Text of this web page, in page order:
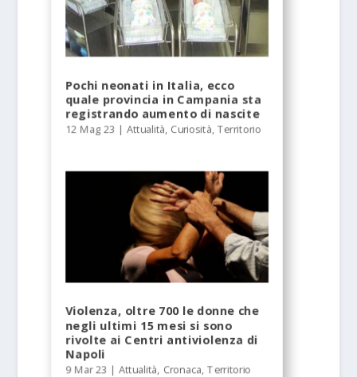
Pochi neonati in Italia, ecco
quale provincia in Campania sta
registrando aumento di nascite
12 Mag 23 |Attualità, Curiosità,Territorio
Violenza, oltre 700 le donne che
negli ultimi 15 mesi si sono
rivolte ai Centri antiviolenza di
Napoli
9 Mar 23 |Attualità Cronaca ,Territorio